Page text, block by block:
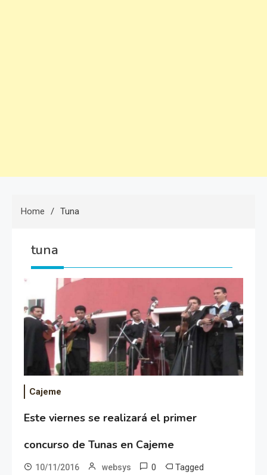
Home Tuna
tuna
Cajeme
Este viernes se realizará el primer
concurso de Tunas en Cajeme
10/11/2016 websys 0 Tagged